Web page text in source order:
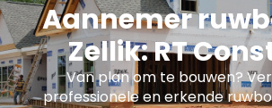
Aannemer
Zellik: RT
Van plan om te bouwen?
professionele en erkende